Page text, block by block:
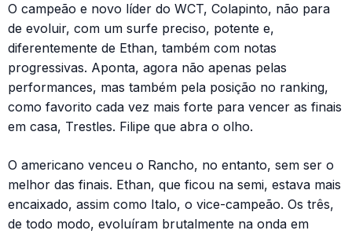
O campeão e novo líder do WCT, Colapinto, não para
de evoluir, com um surfe preciso, potente e,
diferentemente de Ethan, também com notas
progressivas. Aponta, agora não apenas pelas
performances, mas também pela posição no ranking,
como favorito cada vez mais forte para vencer as finais
em casa, Trestles. Filipe que abra o olho.
O americano venceu o Rancho, no entanto, sem ser o
melhor das finais. Ethan, que ficou na semi, estava mais
encaixado, assim como Italo, o vice-campeão. Os três,
de todo modo, evoluíram brutalmente na onda em